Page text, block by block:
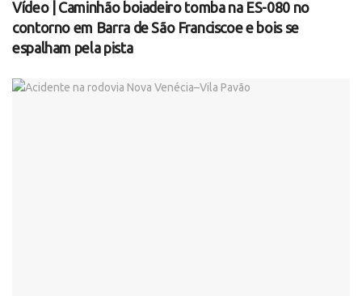
Vídeo | Caminhão boiadeiro tomba na ES-080 no
contorno em Barra de São Franciscoe e bois se
espalham pela pista